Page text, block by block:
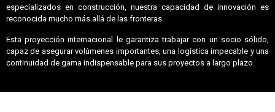
especializados en construcción, nuestra capacidad de innovación es
reconocida mucho más allá de las fronteras.
Esta proyección internacional le garantiza trabajar con un socio sólido,
capaz de asegurar volúmenes importantes, una logística impecable y una
continuidad de gama indispensable para sus proyectos a largo plazo.